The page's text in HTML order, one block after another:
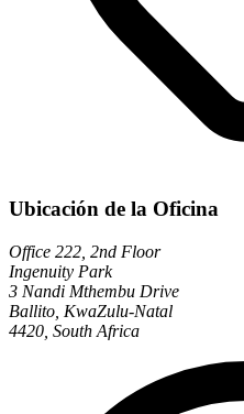
Ubicación de la Oficina
Office 222, 2nd Floor
Ingenuity Park
3 Nandi Mthembu Drive
Ballito, KwaZulu-Natal
4420, South Africa